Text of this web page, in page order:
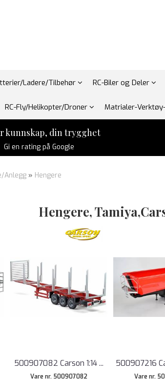
Ladere/Tilbehør RC-Biler og Deler
RC-Fly/Helikopter/Droner Matrialer-
kunnskap, din trygghet
Gi en rating på Google
Anlegg» Hengere
Hengere,
500907082 Carson 1:14 ...
Vare nr. 500907082
500907216
Vare nr.